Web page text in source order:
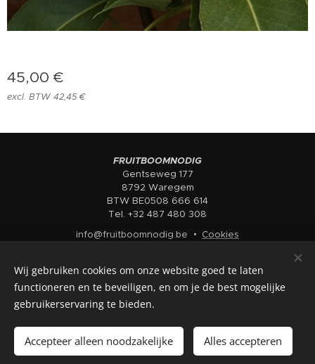
45,00 €
excl. BTW 42,45 €
Toevoegen aan de winkelwagen
FRUITBOOMNODIG
Gentseweg 177
8792 Waregem
BTW BE0508 666 614
Tel. +32 487 480 308
info@fruitboomnodig.be
Cookies
English
Wij gebruiken cookies om onze website goed te laten
functioneren en te beveiligen, en om je de best mogelijke
gebruikerservaring te bieden.
Accepteer alleen noodzakelijke Alles accepteren